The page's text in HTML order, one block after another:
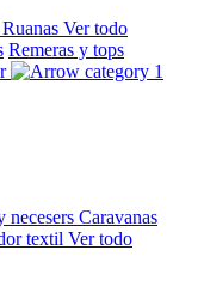
Ruanas Ver todo
Remeras y tops
necesers Caravanas
textil Ver todo